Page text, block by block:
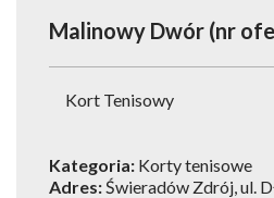
ROWERY
PAKIETY
OGŁOSZENIA
Malinowy Dwór (nr
Kort Tenisowy
Kategoria: Korty tenisowe
Adres:Świeradów Zdrój, ul.